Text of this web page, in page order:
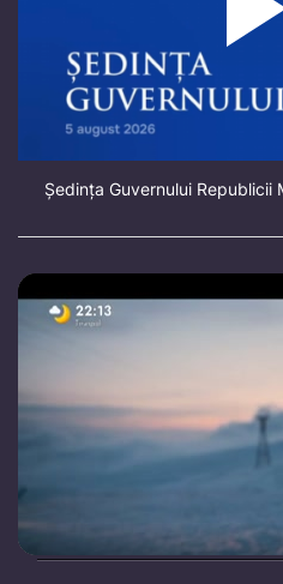
Ședința Guvernului